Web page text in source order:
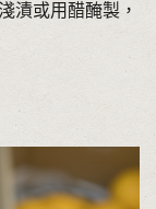
漬或用醋醃製，